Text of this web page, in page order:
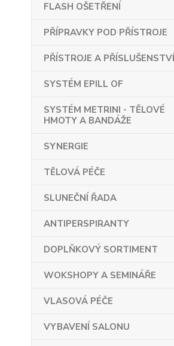
FLASH OŠETŘENÍ
PŘÍPRAVKY POD PŘÍSTROJE
PŘÍSTROJE A PŘÍSLUŠENSTVÍ
SYSTÉM EPILL OF
SYSTÉM METRINI - TĚLOVÉ
HMOTY A BANDÁŽE
SYNERGIE
TĚLOVÁ PÉČE
SLUNEČNÍ ŘADA
ANTIPERSPIRANTY
DOPLŇKOVÝ SORTIMENT
WOKSHOPY A SEMINÁŘE
VLASOVÁ PÉČE
VYBAVENÍ SALONU